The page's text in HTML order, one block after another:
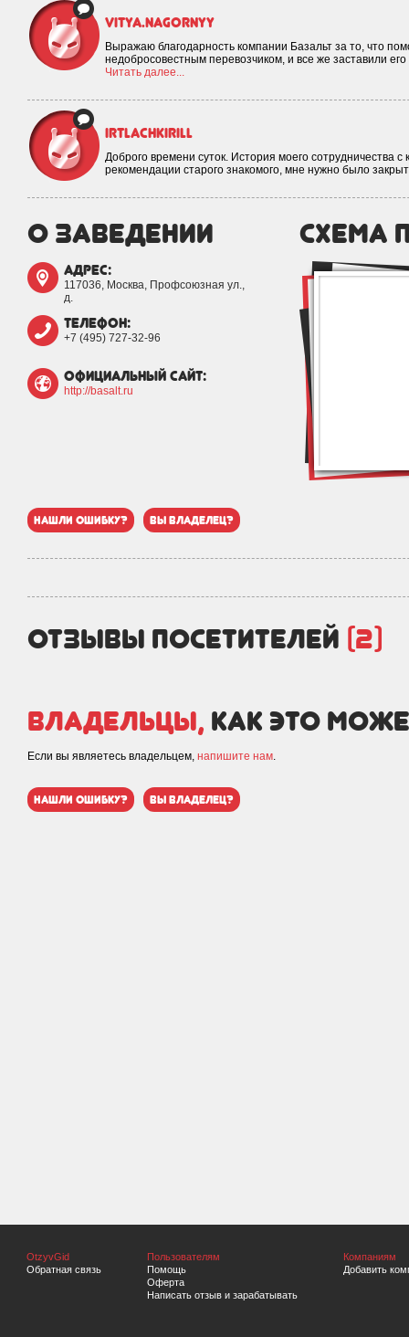
vitya.nagornyy
Выражаю благодарность компании Базальт за то, что
недобросовестным перевозчиком, и все же заставили
Читать далее...
irtlachkirill
Доброго времени суток. История моего сотрудничества
рекомендации старого знакомого, мне нужно было
о заведении
адрес:
117036, Москва, Профсоюзная ул.,
д.
телефон:
+7 (495) 727-32-96
официальный сайт:
http://basalt.ru
схема
нашли ошибку? вы владелец?
отзывы посетителей (2)
Владельцы, как это
Если вы являетесь владельцем, напишите нам.
нашли ошибку? вы владелец?
OtzyvGid
Обратная связь
Пользователям
Помощь
Оферта
Написать отзыв и зарабатывать
Компаниям
Добавить